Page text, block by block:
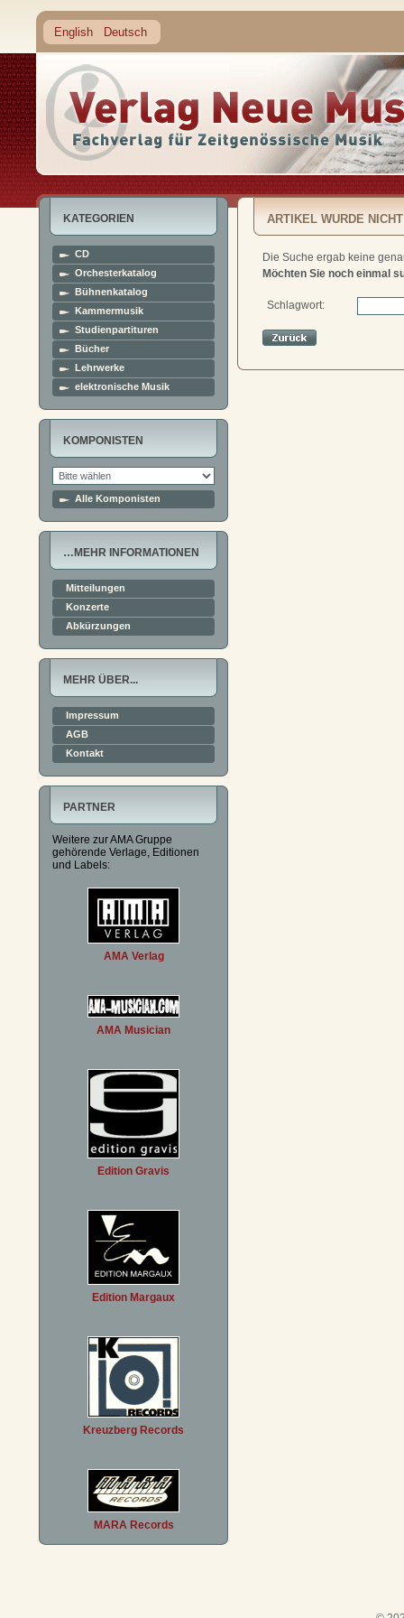
English Deutsch
KATEGORIEN
CD
Orchesterkatalog
Bühnenkatalog
Kammermusik
Studienpartituren
Bücher
Lehrwerke
elektronische Musik
KOMPONISTEN
Alle Komponisten
…MEHR INFORMATIONEN
Mitteilungen
Konzerte
Abkürzungen
MEHR ÜBER...
Impressum
AGB
Kontakt
PARTNER
Weitere zur AMA Gruppe
gehörende Verlage, Editionen
und Labels:
AMA Verlag
AMA Musician
Edition Gravis
Edition Margaux
Kreuzberg Records
MARA Records
ARTIKEL WURDE
Die Suche ergab keine
Möchten Sie noch einmal
Schlagwort: